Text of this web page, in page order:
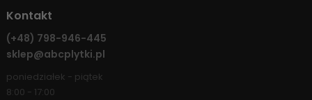
Kontakt
(+48) 798-946-445
sklep@abcplytki.pl
poniedziałek - piątek
8:00 - 17:00